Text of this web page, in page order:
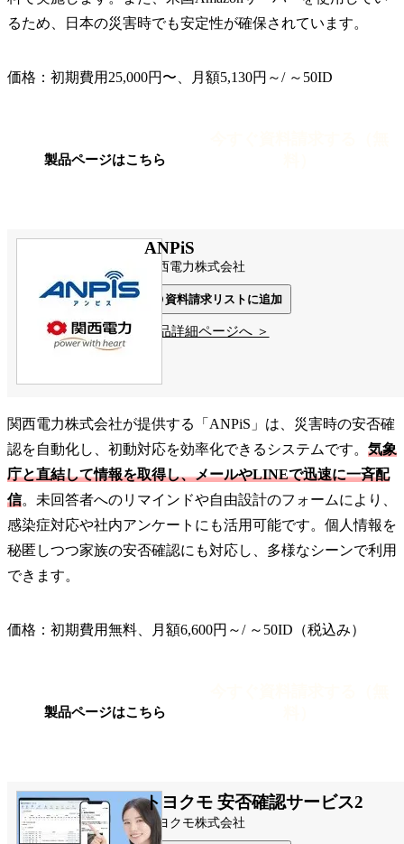
るため、日本の災害時でも安定性が確保されています。
価格：初期費用25,000円〜、月額5,130円～/ ～50ID
製品ページはこちら
ANPiS
関西電力株式会社
資料請求リストに追加
製品詳細ページへ ＞
関西電力株式会社が提供する「ANPiS」は、災害時の安否確
認を自動化し、初動対応を効率化できるシステムです。 気象
庁と直結して情報を取得し、メールやLINEで迅速に一斉配
信。未回答者へのリマインドや自由設計のフォームにより、
感染症対応や社内アンケートにも活用可能です。個人情報を
秘匿しつつ家族の安否確認にも対応し、多様なシーンで利用
できます。
価格：初期費用無料、月額6,600円～/ ～50ID（税込み）
製品ページはこちら
トヨクモ 安否確認サービス2
トヨクモ株式会社